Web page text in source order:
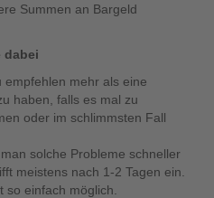
Summen an Bargeld
dabei
mehr als eine
haben, falls es mal zu
oder im schlimmsten Fall
solche Probleme schneller
meistens nach 1-2 Tagen ein.
so einfach möglich.